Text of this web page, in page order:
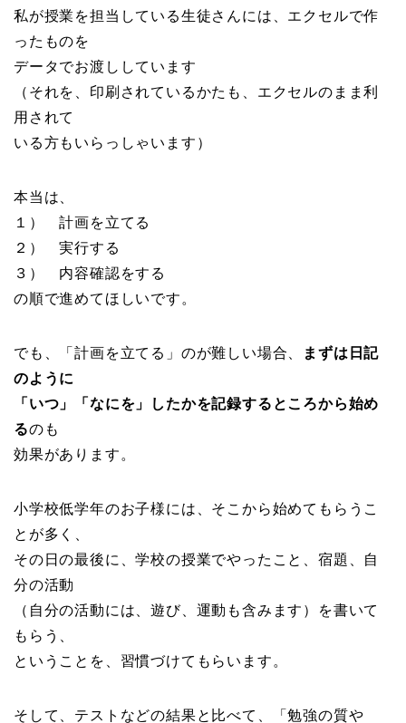
私が授業を担当している生徒さんには、エクセルで作
ったものを
データでお渡ししています
（それを、印刷されているかたも、エクセルのまま利
用されて
いる方もいらっしゃいます）
本当は、
１） 計画を立てる
２） 実行する
３） 内容確認をする
の順で進めてほしいです。
でも、「計画を立てる」のが難しい場合、
まずは日記
のように
「いつ」「なにを」したかを記録するところから始め
るのも
効果があります。
小学校低学年のお子様には、そこから始めてもらうこ
とが多く、
その日の最後に、学校の授業でやったこと、宿題、自
分の活動
（自分の活動には、遊び、運動も含みます）を書いて
もらう、
ということを、習慣づけてもらいます。
そして、テストなどの結果と比べて、「勉強の質や